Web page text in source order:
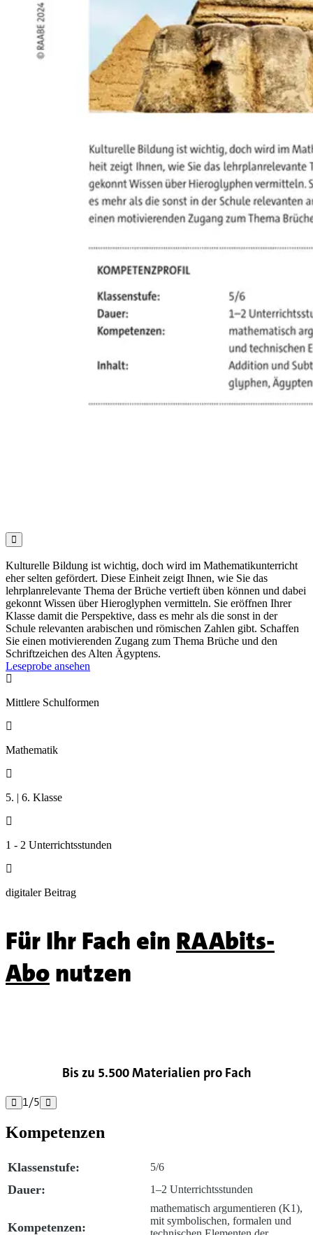

Kulturelle Bildung ist wichtig, doch wird im Mathematikunterricht
eher selten gefördert. Diese Einheit zeigt Ihnen, wie Sie das
lehrplanrelevante Thema der Brüche vertieft üben können und dabei
gekonnt Wissen über Hieroglyphen vermitteln. Sie eröffnen Ihrer
Klasse damit die Perspektive, dass es mehr als die sonst in der
Schule relevanten arabischen und römischen Zahlen gibt. Schaffen
Sie einen motivierenden Zugang zum Thema Brüche und den
Schriftzeichen des Alten Ägyptens.
Leseprobe ansehen

Mittlere Schulformen

Mathematik

5. | 6. Klasse

1 - 2 Unterrichtsstunden

digitaler Beitrag
Für Ihr Fach ein RAAbits-
Abonutzen
Bis zu 5.500 Materialien pro Fach
 1/5 
Kompetenzen
Klassenstufe: 5/6
Dauer: 1–2 Unterrichtsstunden
Kompetenzen:
mathematisch argumentieren (K1),
mit symbolischen, formalen und